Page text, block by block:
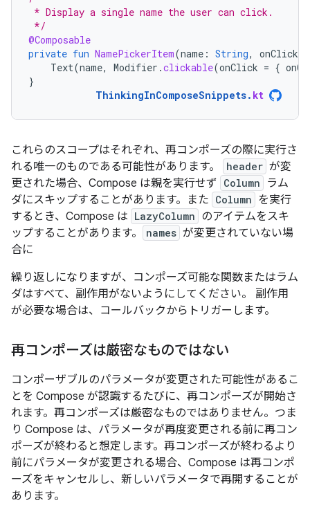
* Display a single name the user can click.
*/
@Composable
private fun NamePickerItem(name : String, onClicked
Text(name, Modifier .clickable(onClick = {
}
ThinkingInComposeSnippets. kt
これらのスコープはそれぞれ、再コンポーズの際に実行さ
れる唯一のものである可能性があります。
header が変
更された場合、Compose は親を実行せず Column
ラム
ダにスキップすることがあります。また Column を実行
するとき、Compose は LazyColumn のアイテムをスキ
ップすることがあります。
names が変更されていない場
合に
繰り返しになりますが、コンポーズ可能な関数またはラム
ダはすべて、副作用がないようにしてください。 副作用
が必要な場合は、コールバックからトリガーします。
再コンポーズは厳密なものではない
コンポーザブルのパラメータが変更された可能性があるこ
とを Compose が認識するたびに、再コンポーズが開始さ
れます。再コンポーズは厳密なものではありません。つま
り Compose は、パラメータが再度変更される前に再コン
ポーズが終わると想定します。再コンポーズが終わるより
前にパラメータが変更される場合、Compose は再コンポ
ーズをキャンセルし、新しいパラメータで再開することが
あります。